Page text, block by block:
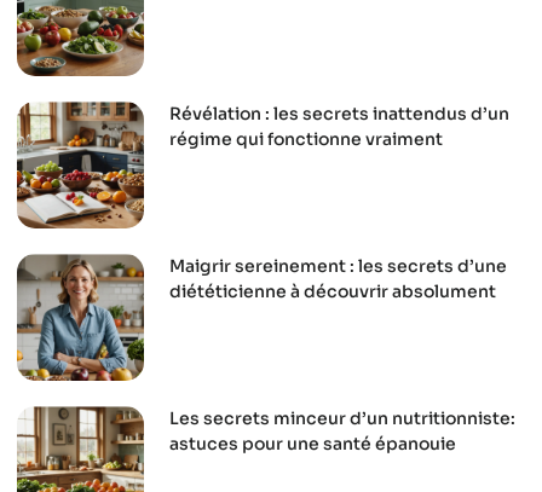
Révélation : les secrets inattendus d’un
régime qui fonctionne vraiment
Maigrir sereinement : les secrets d’une
diététicienne à découvrir absolument
Les secrets minceur d’un nutritionniste:
astuces pour une santé épanouie